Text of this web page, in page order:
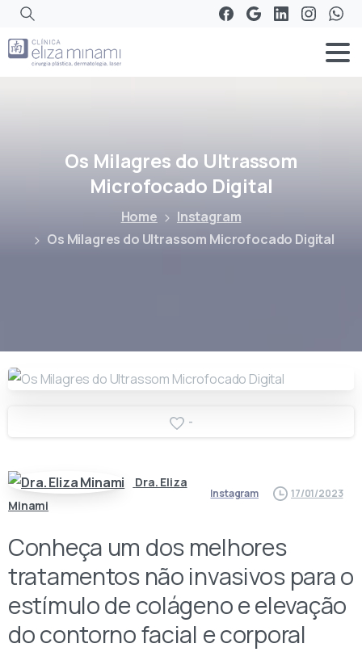
Os Milagres do Ultrassom
Microfocado Digital
Home
Instagram
Os Milagres do Ultrassom Microfocado Digital
-
Dra. Eliza
Minami
Instagram 17/01/2023
Conheça um dos melhores
tratamentos não invasivos para o
estímulo de colágeno e elevação
do contorno facial e corporal